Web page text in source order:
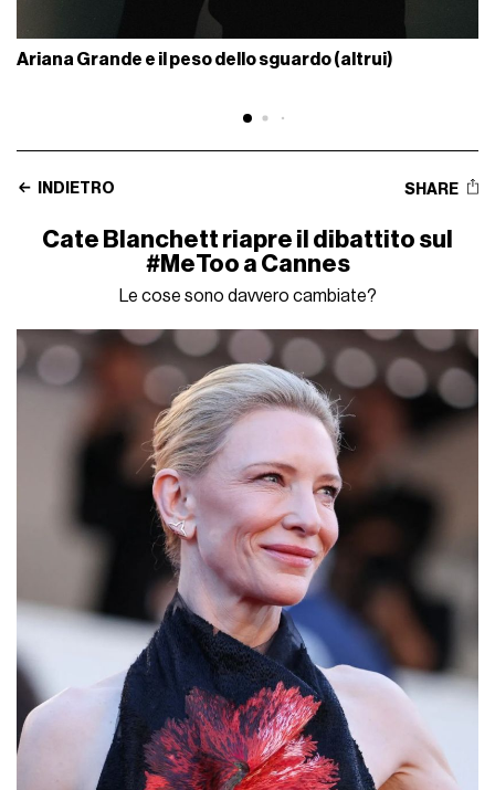
Ariana Grande e il peso dello sguardo (altrui)
INDIETRO SHARE
Cate Blanchett riapre il dibattito sul
#MeToo a Cannes
Le cose sono davvero cambiate?